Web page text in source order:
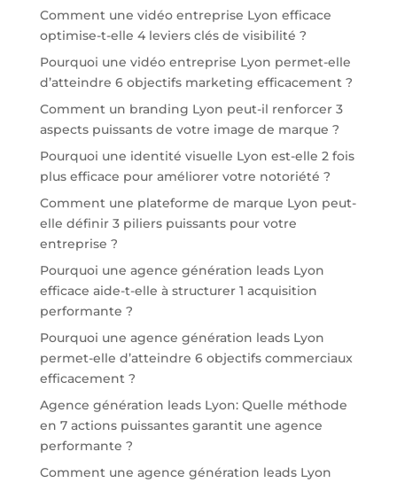
Comment une vidéo entreprise Lyon efficace
optimise-t-elle 4 leviers clés de visibilité ?
Pourquoi une vidéo entreprise Lyon permet-elle
d’atteindre 6 objectifs marketing efficacement ?
Comment un branding Lyon peut-il renforcer 3
aspects puissants de votre image de marque ?
Pourquoi une identité visuelle Lyon est-elle 2 fois
plus efficace pour améliorer votre notoriété ?
Comment une plateforme de marque Lyon peut-
elle définir 3 piliers puissants pour votre
entreprise ?
Pourquoi une agence génération leads Lyon
efficace aide-t-elle à structurer 1 acquisition
performante ?
Pourquoi une agence génération leads Lyon
permet-elle d’atteindre 6 objectifs commerciaux
efficacement ?
Agence génération leads Lyon: Quelle méthode
en 7 actions puissantes garantit une agence
performante ?
Comment une agence génération leads Lyon